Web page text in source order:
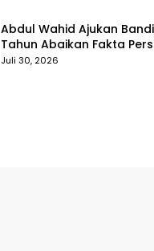
Abdul Wahid Ajukan
Tahun Abaikan Fakta
Juli 30, 2026